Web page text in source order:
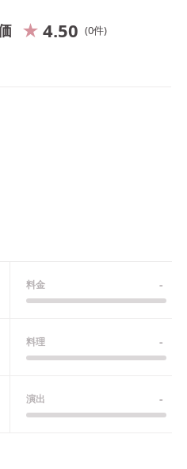
4.50 0件
料金 -
料理 -
演出 -